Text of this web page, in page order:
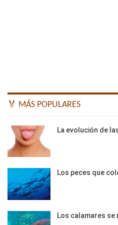
🏅 MÁS POPULARES
La evolución de
Los peces que
Los calamares se